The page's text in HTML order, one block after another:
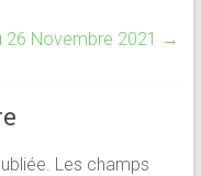
26 Novembre 2021 →
Les champs